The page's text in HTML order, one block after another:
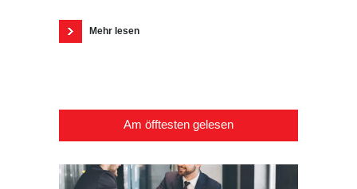
Mehr lesen
Am öfftesten gelesen